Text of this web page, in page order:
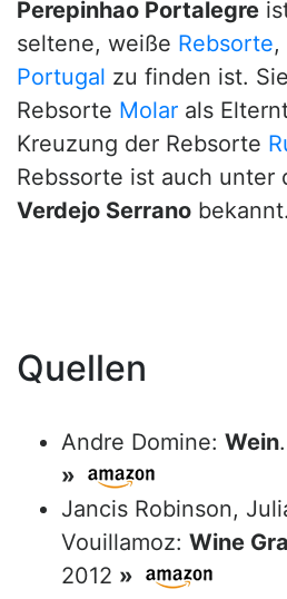
Perepinhao Portalegre
seltene, weiße Rebsorte,
Portugal zu finden ist.
Rebsorte Molar als
Kreuzung der Rebsorte
Rebssorte ist auch unter
Verdejo Serrano bekannt.
Quellen
Andre Domine: Wein
»
Jancis Robinson,
Vouillamoz: Wine
2012 »